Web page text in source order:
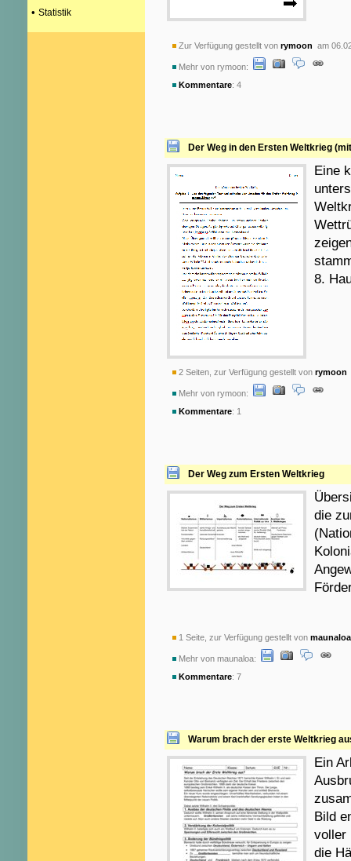
• Statistik
Zur Verfügung gestellt von rymoon am
Mehr von rymoon:
Kommentare: 4
Der Weg in den Ersten Weltkrieg
Eine
8.
2 Seiten, zur Verfügung gestellt von rymoon
Mehr von rymoon:
Kommentare: 1
Der Weg zum Ersten Weltkrieg
die
1 Seite, zur Verfügung gestellt von maunaloa
Mehr von maunaloa:
Kommentare: 7
Warum brach der erste Weltkrieg
Ein
Bild
voller
die